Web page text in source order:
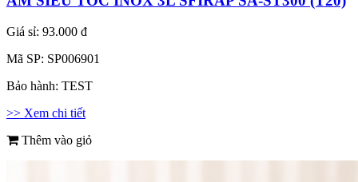
Giá sỉ: 93.000 đ
Mã SP: SP006901
Bảo hành: TEST
>> Xem chi tiết
Thêm vào giỏ